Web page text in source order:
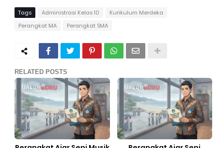
Tags Administrasi Kelas 10
Kurikulum Merdeka
Perangkat MA
Perangkat SMA
RELATED POSTS